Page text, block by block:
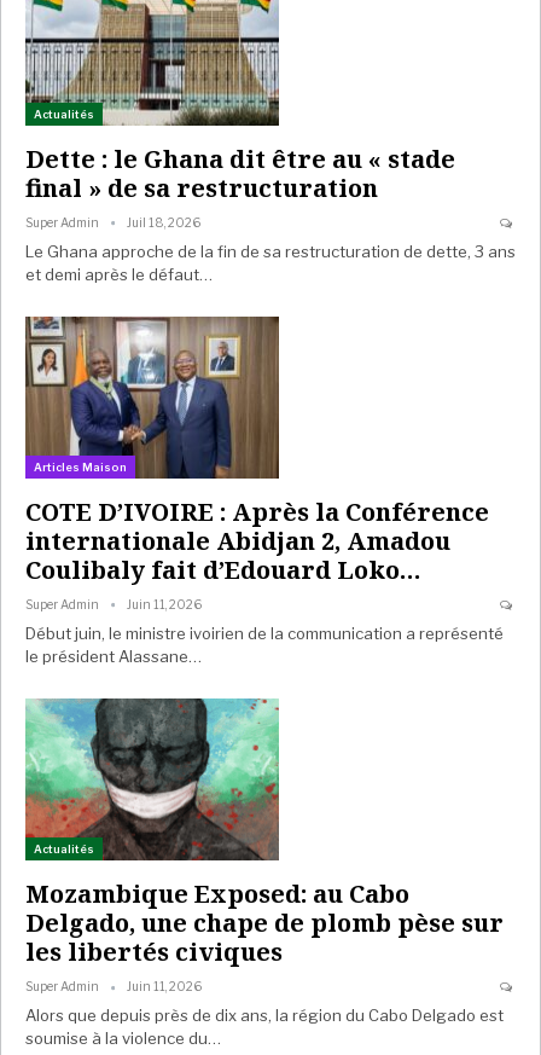
Actualités
Dette : le Ghana dit être au « stade
final » de sa restructuration
Super Admin Juil 18, 2026
Le Ghana approche de la fin de sa restructuration de dette, 3 ans
et demi après le défaut…
Articles Maison
COTE D’IVOIRE : Après la Conférence
internationale Abidjan 2, Amadou
Coulibaly fait d’Edouard Loko…
Super Admin Juin 11, 2026
Début juin, le ministre ivoirien de la communication a représenté
le président Alassane…
Actualités
Mozambique Exposed: au Cabo
Delgado, une chape de plomb pèse sur
les libertés civiques
Super Admin Juin 11, 2026
Alors que depuis près de dix ans, la région du Cabo Delgado est
soumise à la violence du…